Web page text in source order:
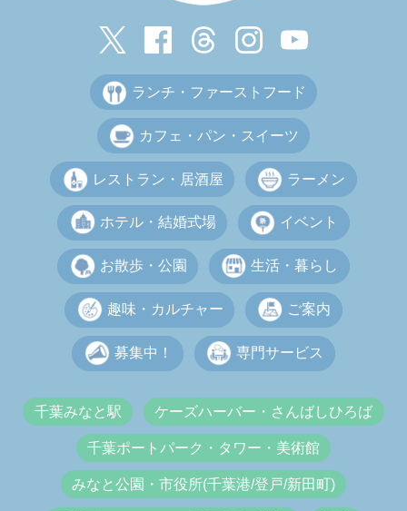
ランチ・ファーストフード
カフェ・パン・スイーツ
レストラン・居酒屋 ラーメン
ホテル・結婚式場 イベント
お散歩・公園 生活・暮らし
趣味・カルチャー ご案内
募集中！ 専門サービス
千葉みなと駅 ケーズハーバー・さんばしひろば
千葉ポートパーク・タワー・美術館
みなと公園・市役所(千葉港/登戸/新田町)